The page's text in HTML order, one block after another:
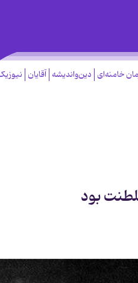
خامنه‌ای دین‌واندیشه آقایان
بود